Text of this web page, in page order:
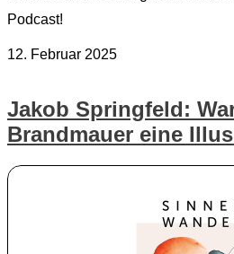
Podcast!
12. Februar 2025
Jakob Springfeld:
Brandmauer eine